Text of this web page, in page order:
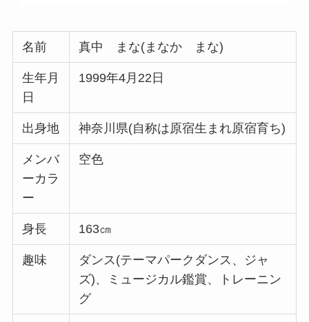
名前 真中 まな(まなか まな)
生年月
日
1999年4月22日
出身地 神奈川県(自称は原宿生まれ原宿育ち)
メンバ
ーカラ
ー
空色
身長 163㎝
趣味
ダンス(テーマパークダンス、ジャ
ズ)、ミュージカル鑑賞、トレーニン
グ